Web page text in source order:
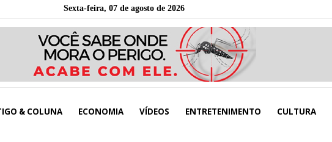
Sexta-feira, 07 de agosto de 2026
& COLUNA ECONOMIA VÍDEOS ENTRETENIMENTO CULTURA